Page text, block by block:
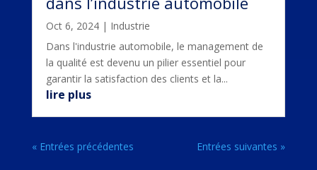
Oct 6, 2024| Industrie
Dans l'industrie automobile, le management de
la qualité est devenu un pilier essentiel pour
garantir la satisfaction des clients et la...
lire plus
« Entrées précédentes Entrées suivantes »